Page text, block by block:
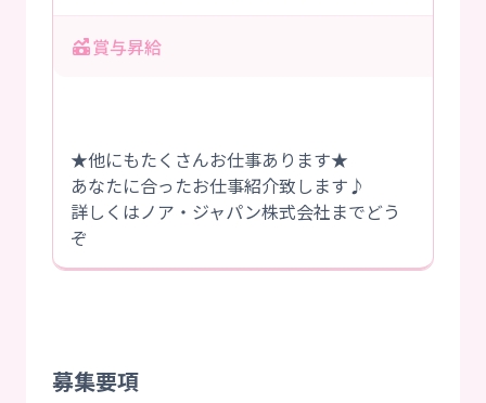
賞与昇給
★他にもたくさんお仕事あります★
あなたに合ったお仕事紹介致します♪
詳しくはノア・ジャパン株式会社までどう
ぞ
募集要項